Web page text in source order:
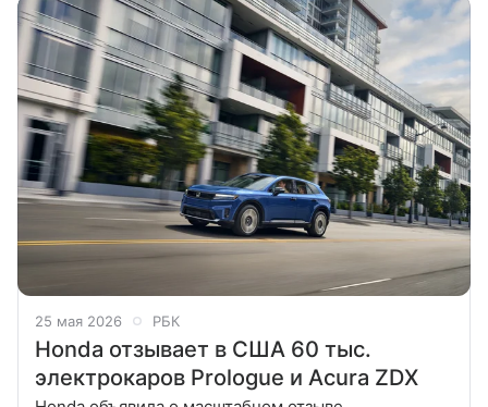
25 мая 2026 РБК
Honda отзывает в США 60 тыс.
электрокаров Prologue и Acura ZDX